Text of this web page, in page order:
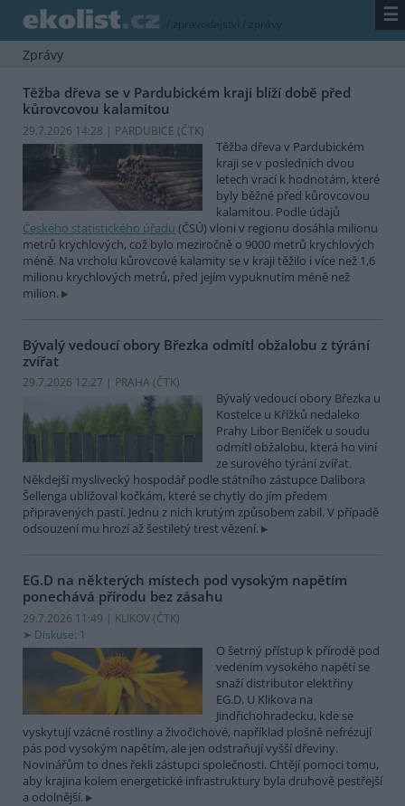
/ zpravodajství / zprávy ☰
Zprávy
Těžba dřeva se v Pardubickém kraji blíží době před
kůrovcovou kalamitou
29.7.2026 14:28 | PARDUBICE (ČTK)
Těžba dřeva v Pardubickém
kraji se v posledních dvou
letech vrací k hodnotám, které
byly běžné před kůrovcovou
kalamitou. Podle údajů
Českého statistického úřadu (ČSÚ) vloni v regionu dosáhla milionu
metrů krychlových, což bylo meziročně o 9000 metrů krychlových
méně. Na vrcholu kůrovcové kalamity se v kraji těžilo i více než 1,6
milionu krychlových metrů, před jejím vypuknutím méně než
milion.
Bývalý vedoucí obory Březka odmítl obžalobu z týrání
zvířat
29.7.2026 12:27 | PRAHA (ČTK)
Bývalý vedoucí obory Březka u
Kostelce u Křížků nedaleko
Prahy Libor Beníček u soudu
odmítl obžalobu, která ho viní
ze surového týrání zvířat.
Někdejší myslivecký hospodář podle státního zástupce Dalibora
Šellenga ubližoval kočkám, které se chytly do jím předem
připravených pastí. Jednu z nich krutým způsobem zabil. V případě
odsouzení mu hrozí až šestiletý trest vězení.
EG.D na některých místech pod vysokým napětím
ponechává přírodu bez zásahu
29.7.2026 11:49 | KLIKOV (ČTK)
Diskuse: 1
O šetrný přístup k přírodě pod
vedením vysokého napětí se
snaží distributor elektřiny
EG.D. U Klikova na
Jindřichohradecku, kde se
vyskytují vzácné rostliny a živočichové, například plošně nefrézují
pás pod vysokým napětím, ale jen odstraňují vyšší dřeviny.
Novinářům to dnes řekli zástupci společnosti. Chtějí pomoci tomu,
aby krajina kolem energetické infrastruktury byla druhově pestřejší
a odolnější.